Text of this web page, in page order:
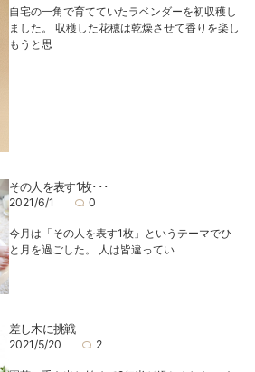
自宅の一角で育てていたラベンダーを初収穫し
ました。 収穫した花穂は乾燥させて香りを楽し
もうと思
その人を表す1枚･･･
2021/6/1 0
今月は「その人を表す1枚」というテーマでひ
と月を過ごした。 人は皆違ってい
差し木に挑戦
2021/5/20 2